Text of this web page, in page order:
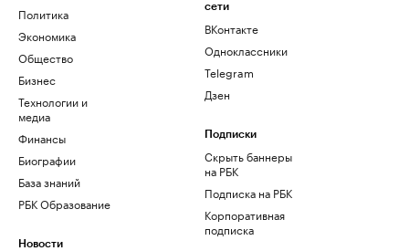
Политика
Экономика
Общество
Бизнес
Технологии и
медиа
Финансы
Биографии
База знаний
РБК Образование
Новости
сети
ВКонтакте
Одноклассники
Telegram
Дзен
Подписки
Скрыть баннеры
на РБК
Подписка на РБК
Корпоративная
подписка